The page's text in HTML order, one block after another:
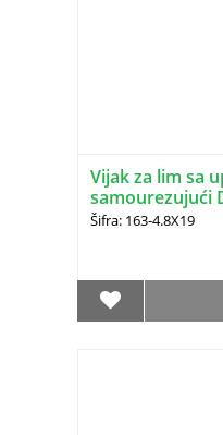
Vijak za lim sa
samourezujući
Šifra: 163-4.8X19